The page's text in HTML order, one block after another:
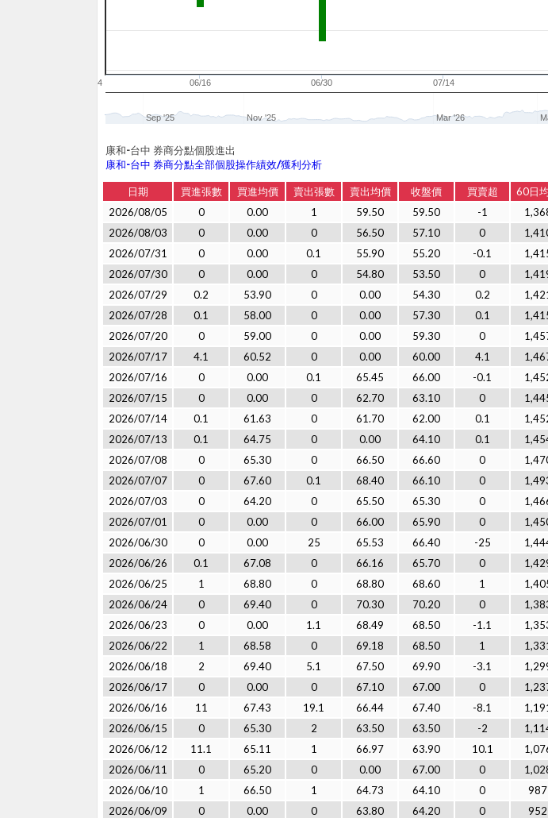
06/04 06/16 06/30 07/14
Sep '25 Nov '25 Mar '26
康和-台中 券商分點個股進出
康和-台中 券商分點全部個股操作績效/獲利分析
日期 買進張數 買進均價 賣出張數 賣出均價 收盤價 買賣超 60日
2026/08/05
0 0.00 1 59.50 59.50 -1
2026/08/03
0 0.00 0 56.50 57.10 0
2026/07/31
0 0.00 0.1 55.90 55.20 -0.1
2026/07/30
0 0.00 0 54.80 53.50 0
2026/07/29
0.2 53.90 0 0.00 54.30 0.2
2026/07/28
0.1 58.00 0 0.00 57.30 0.1
2026/07/20
0 59.00 0 0.00 59.30 0
2026/07/17
4.1 60.52 0 0.00 60.00 4.1
2026/07/16
0 0.00 0.1 65.45 66.00 -0.1
2026/07/15
0 0.00 0 62.70 63.10 0
2026/07/14
0.1 61.63 0 61.70 62.00 0.1
2026/07/13
0.1 64.75 0 0.00 64.10 0.1
2026/07/08
0 65.30 0 66.50 66.60 0
2026/07/07
0 67.60 0.1 68.40 66.10 0
2026/07/03
0 64.20 0 65.50 65.30 0
2026/07/01
0 0.00 0 66.00 65.90 0
2026/06/30
0 0.00 25 65.53 66.40 -25
2026/06/26
0.1 67.08 0 66.16 65.70 0
2026/06/25
1 68.80 0 68.80 68.60 1
2026/06/24
0 69.40 0 70.30 70.20 0
2026/06/23
0 0.00 1.1 68.49 68.50 -1.1
2026/06/22
1 68.58 0 69.18 68.50 1
2026/06/18
2 69.40 5.1 67.50 69.90 -3.1
2026/06/17
0 0.00 0 67.10 67.00 0
2026/06/16
11 67.43 19.1 66.44 67.40 -8.1
2026/06/15
0 65.30 2 63.50 63.50 -2
2026/06/12
11.1 65.11 1 66.97 63.90 10.1
2026/06/11
0 65.20 0 0.00 67.00 0
2026/06/10
1 66.50 1 64.73 64.10 0 987
2026/06/09
0 0.00 0 63.80 64.20 0 952